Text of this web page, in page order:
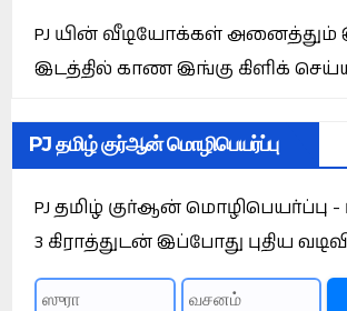
PJ யின் வீடியோக்கள் அனைத்தும்
இடத்தில் காண இங்கு கிளிக்
PJ தமிழ் குர்ஆன் மொழிபெயர்ப்பு
PJ தமிழ் குர்ஆன் மொழிபெயர்ப்பு
3 கிராத்துடன் இப்போது புதிய